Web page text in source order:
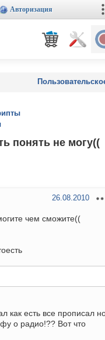
Авторизация
понять не могу((
26.08.2010
чем сможите((
как есть все прописал
о радио!?? Вот что